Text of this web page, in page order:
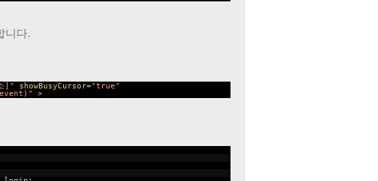
니다.
]" showBusyCursor="true"
>